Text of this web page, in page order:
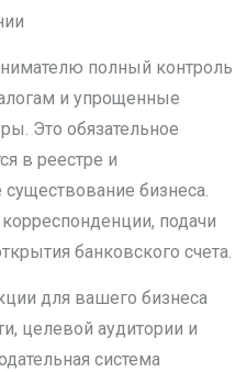
полный контроль
и упрощенные
Это обязательное
в реестре и
бизнеса.
подачи
банковского счета.
для вашего бизнеса
целевой аудитории и
система